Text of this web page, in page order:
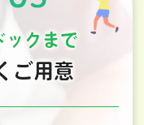
ックまで
ご用意